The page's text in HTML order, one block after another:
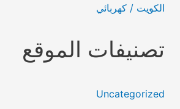
الكويت / كهربائي
تصنيفات الموقع
Uncategorized